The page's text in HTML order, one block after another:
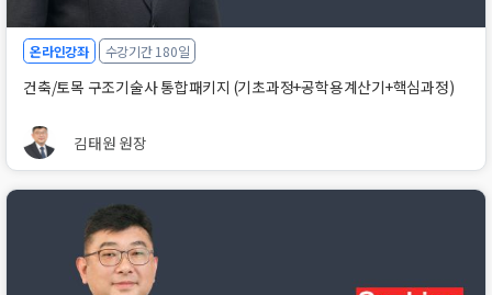
온라인강좌 수강기간 180일
건축/토목 구조기술사 통합패키지 (기초과정+공학용계산기+핵심과정)
김태원 원장